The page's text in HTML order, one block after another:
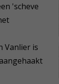
'scheve
Vanlier is